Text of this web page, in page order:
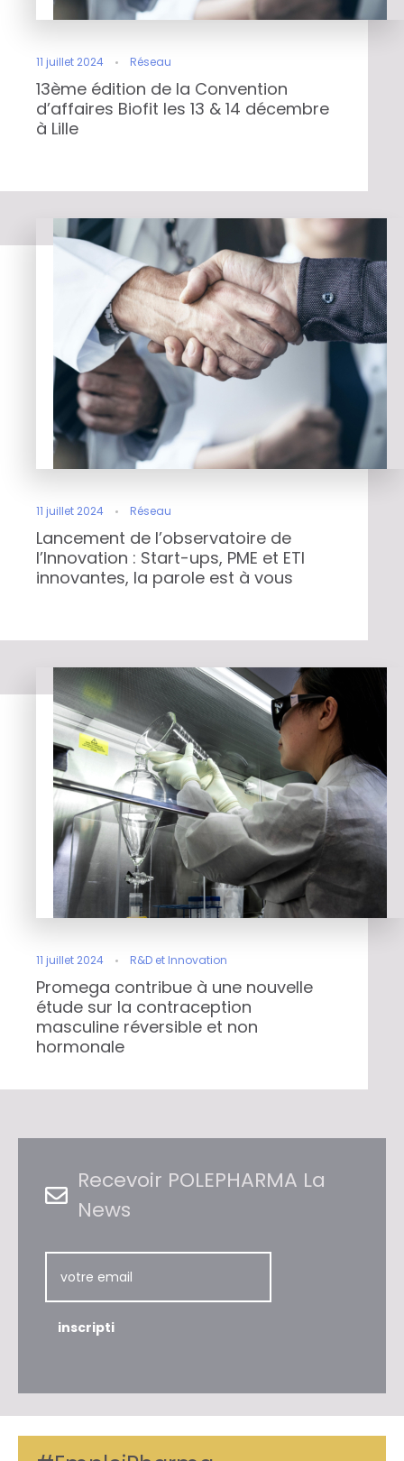
11 juillet 2024 Réseau
13ème édition de la Convention
d’affaires Biofit les 13 & 14 décembre
à Lille
11 juillet 2024 Réseau
Lancement de l’observatoire de
l’Innovation : Start-ups, PME et ETI
innovantes, la parole est à vous
11 juillet 2024 R&D et Innovation
Promega contribue à une nouvelle
étude sur la contraception
masculine réversible et non
hormonale
Recevoir POLEPHARMA La
News